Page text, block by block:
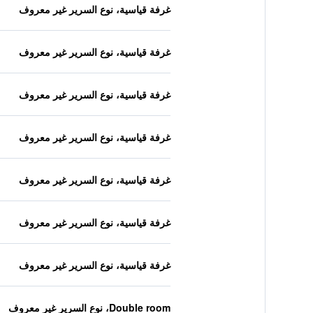
غرفة قياسية، نوع السرير غير معروف
غرفة قياسية، نوع السرير غير معروف
غرفة قياسية، نوع السرير غير معروف
غرفة قياسية، نوع السرير غير معروف
غرفة قياسية، نوع السرير غير معروف
غرفة قياسية، نوع السرير غير معروف
غرفة قياسية، نوع السرير غير معروف
Double room، نوع السرير غير معروف